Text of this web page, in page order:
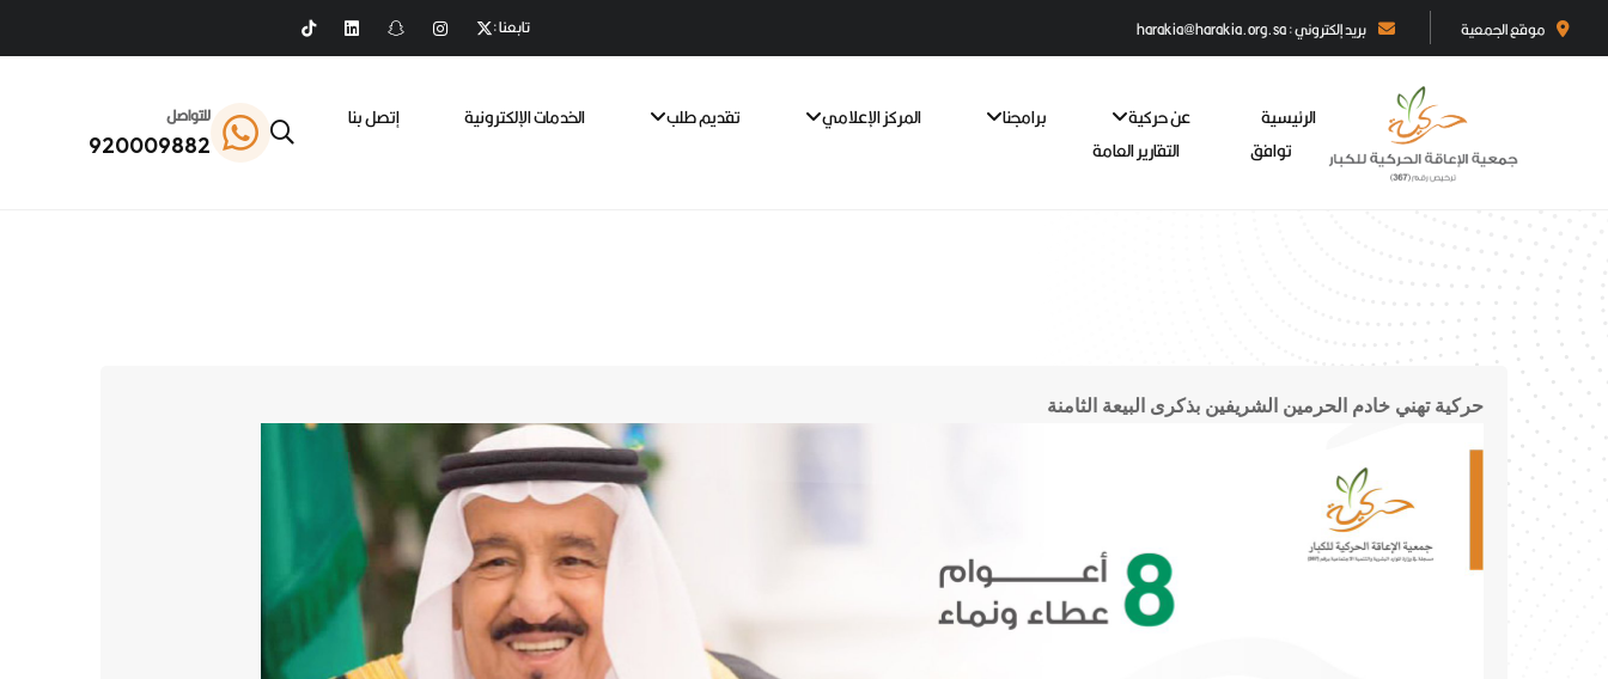
موقع الجمعية بريد إلكتروني : harakia@harakia.org.sa تابعنا :
الرئيسية عن حركية برامجنا المركز الإعلامي تقديم طلب الخدمات الإلكترونية
إتصل بنا
توافق
التقارير العامة
للتواصل
920009882
حركية تهني خادم الحرمين الشريفين بذكرى البيعة الثامنة